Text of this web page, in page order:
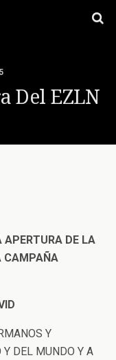
Del EZLN
APERTURA DE LA
CAMPAÑA
Y
DEL MUNDO Y A